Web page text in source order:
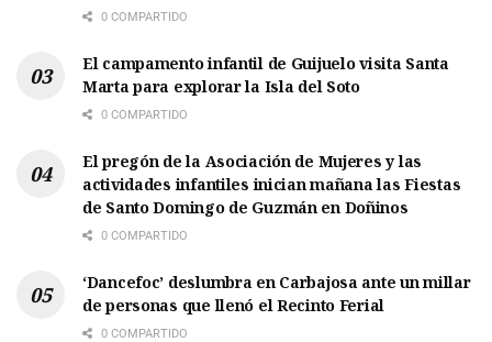
0 COMPARTIDO
El campamento infantil de Guijuelo visita Santa
Marta para explorar la Isla del Soto
0 COMPARTIDO
El pregón de la Asociación de Mujeres y las
actividades infantiles inician mañana las Fiestas
de Santo Domingo de Guzmán en Doñinos
0 COMPARTIDO
‘Dancefoc’ deslumbra en Carbajosa ante un millar
de personas que llenó el Recinto Ferial
0 COMPARTIDO